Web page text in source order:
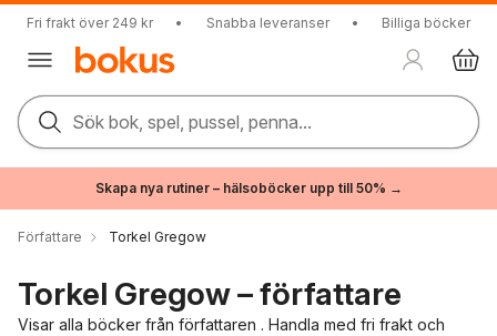
Fri frakt över 249 kr • Snabba leveranser • Billiga böcker
Sök bok, spel, pussel, penna...
Skapa nya rutiner – hälsoböcker upp till 50% →
Författare Torkel Gregow
Torkel Gregow – författare
Visar alla böcker från författaren . Handla med fri frakt och